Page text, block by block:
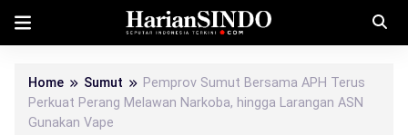
Home Sumut
Pemprov Sumut Bersama APH Terus
Perkuat Perang Melawan Narkoba, hingga Larangan ASN
Gunakan Vape